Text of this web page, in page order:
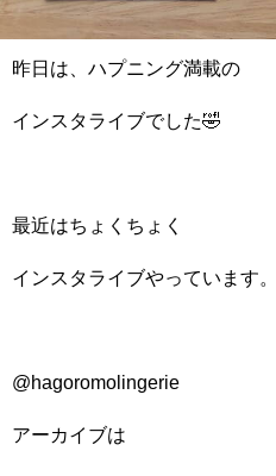
昨日は、ハプニング満載の
インスタライブでした🤣
最近はちょくちょく
インスタライブやっています。
@hagoromolingerie
アーカイブは